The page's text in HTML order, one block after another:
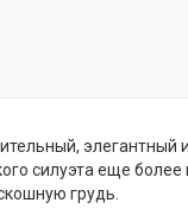
элегантный
силуэта еще
грудь.